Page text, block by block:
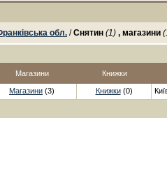
обл. /Снятин (1) , магазини
Магазини Книжки
Магазини (3) Книжки(0)